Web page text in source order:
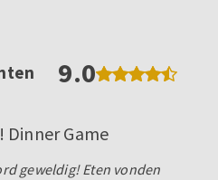
9.0
Dinner Game
geweldig! Eten vonden